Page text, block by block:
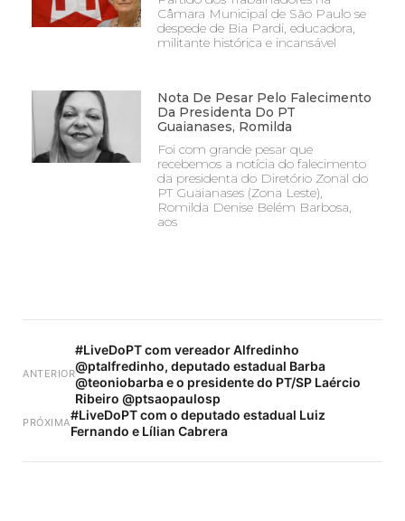
Câmara Municipal de São Paulo se
despede de Bia Pardi, educadora,
militante histórica e incansável
Nota De Pesar Pelo Falecimento
Da Presidenta Do PT
Guaianases, Romilda
Foi com grande pesar que
recebemos a notícia do falecimento
da presidenta do Diretório Zonal do
PT Guaianases (Zona Leste),
Romilda Denise Belém Barbosa,
aos
ANTERIOR
#LiveDoPT com vereador Alfredinho
@ptalfredinho, deputado estadual Barba
@teoniobarba e o presidente do PT/SP Laércio
Ribeiro @ptsaopaulosp
PRÓXIMA#LiveDoPT com o deputado estadual Luiz
Fernando e Lílian Cabrera